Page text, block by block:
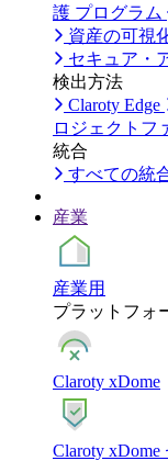
護 プログラム
資産の可視
セキュア・
検出方法
Claroty Edge
ロジェクトフ
統合
すべての統
産業
産業用
プラットフォ
Claroty xDome
Claroty